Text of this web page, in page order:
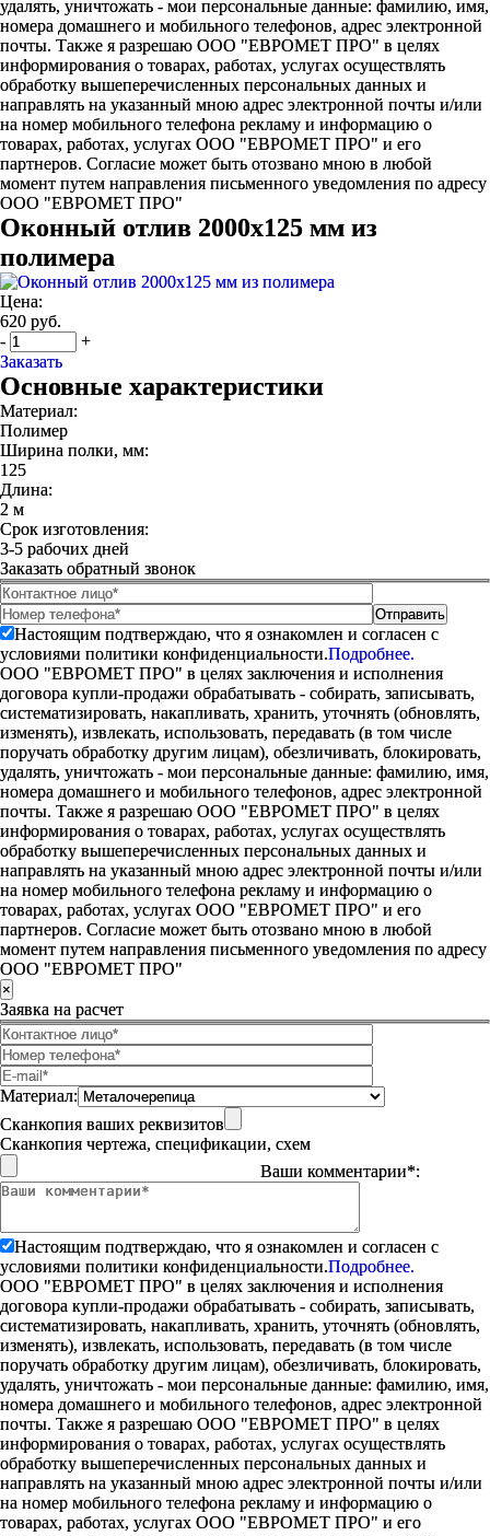
удалять, уничтожать - мои персональные данные: фамилию, имя,
номера домашнего и мобильного телефонов, адрес электронной
почты. Также я разрешаю ООО "ЕВРОМЕТ ПРО" в целях
информирования о товарах, работах, услугах осуществлять
обработку вышеперечисленных персональных данных и
направлять на указанный мною адрес электронной почты и/или
на номер мобильного телефона рекламу и информацию о
товарах, работах, услугах ООО "ЕВРОМЕТ ПРО" и его
партнеров. Согласие может быть отозвано мною в любой
момент путем направления письменного уведомления по адресу
ООО "ЕВРОМЕТ ПРО"
Оконный отлив 2000х125 мм из
полимера
Цена:
620 руб.
-
+
Заказать
Основные характеристики
Материал:
Полимер
Ширина полки, мм:
125
Длина:
2 м
Срок изготовления:
3-5 рабочих дней
Заказать обратный звонок
Настоящим подтверждаю, что я ознакомлен и согласен с
условиями политики конфиденциальности.Подробнее.
ООО "ЕВРОМЕТ ПРО" в целях заключения и исполнения
договора купли-продажи обрабатывать - собирать, записывать,
систематизировать, накапливать, хранить, уточнять (обновлять,
изменять), извлекать, использовать, передавать (в том числе
поручать обработку другим лицам), обезличивать, блокировать,
удалять, уничтожать - мои персональные данные: фамилию, имя,
номера домашнего и мобильного телефонов, адрес электронной
почты. Также я разрешаю ООО "ЕВРОМЕТ ПРО" в целях
информирования о товарах, работах, услугах осуществлять
обработку вышеперечисленных персональных данных и
направлять на указанный мною адрес электронной почты и/или
на номер мобильного телефона рекламу и информацию о
товарах, работах, услугах ООО "ЕВРОМЕТ ПРО" и его
партнеров. Согласие может быть отозвано мною в любой
момент путем направления письменного уведомления по адресу
ООО "ЕВРОМЕТ ПРО"
×
Заявка на расчет
Материал:
Сканкопия ваших реквизитов
Сканкопия чертежа, спецификации, схем
Ваши комментарии*:
Настоящим подтверждаю, что я ознакомлен и согласен с
условиями политики конфиденциальности.Подробнее.
ООО "ЕВРОМЕТ ПРО" в целях заключения и исполнения
договора купли-продажи обрабатывать - собирать, записывать,
систематизировать, накапливать, хранить, уточнять (обновлять,
изменять), извлекать, использовать, передавать (в том числе
поручать обработку другим лицам), обезличивать, блокировать,
удалять, уничтожать - мои персональные данные: фамилию, имя,
номера домашнего и мобильного телефонов, адрес электронной
почты. Также я разрешаю ООО "ЕВРОМЕТ ПРО" в целях
информирования о товарах, работах, услугах осуществлять
обработку вышеперечисленных персональных данных и
направлять на указанный мною адрес электронной почты и/или
на номер мобильного телефона рекламу и информацию о
товарах, работах, услугах ООО "ЕВРОМЕТ ПРО" и его